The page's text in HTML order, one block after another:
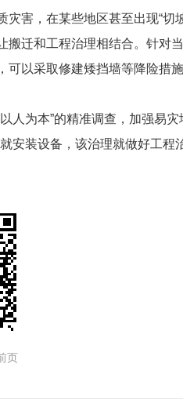
害，在某些地区甚至出现“切
迁和工程治理相结合。针对
以采取修建矮挡墙等降险措
为本”的精准调查，加强易
安装设备，该治理就做好工
页